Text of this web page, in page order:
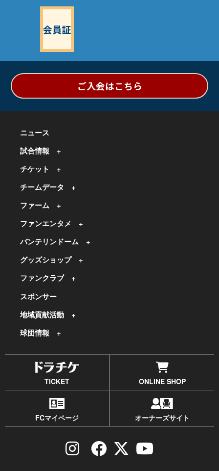
会員証
ご入会はこちら
ニュース
試合情報
チケット
チームデータ
ファーム
ファンエンタメ
バンテリンドーム
グッズショップ
ファンクラブ
スポンサー
地域貢献活動
球団情報
TICKET ONLINE SHOP
FCマイページ オーナーズサイト